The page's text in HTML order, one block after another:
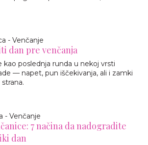
- Venčanje
dan pre venčanja
kao poslednja runda u nekoj vrsti
— napet, pun iščekivanja, ali i zamki
- Venčanje
7 načina da nadogradite
dan